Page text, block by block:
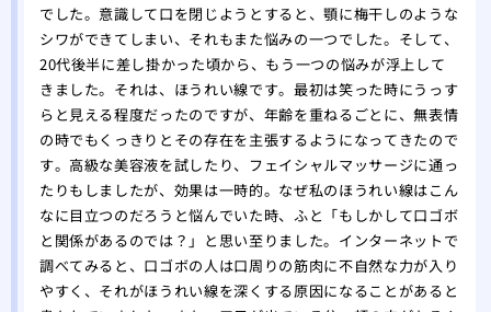
でした。意識して口を閉じようとすると、顎に梅干しのような
シワができてしまい、それもまた悩みの一つでした。そして、
20代後半に差し掛かった頃から、もう一つの悩みが浮上して
きました。それは、ほうれい線です。最初は笑った時にうっす
らと見える程度だったのですが、年齢を重ねるごとに、無表情
の時でもくっきりとその存在を主張するようになってきたので
す。高級な美容液を試したり、フェイシャルマッサージに通っ
たりもしましたが、効果は一時的。なぜ私のほうれい線はこん
なに目立つのだろうと悩んでいた時、ふと「もしかして口ゴボ
と関係があるのでは？」と思い至りました。インターネットで
調べてみると、口ゴボの人は口周りの筋肉に不自然な力が入り
やすく、それがほうれい線を深くする原因になることがあると